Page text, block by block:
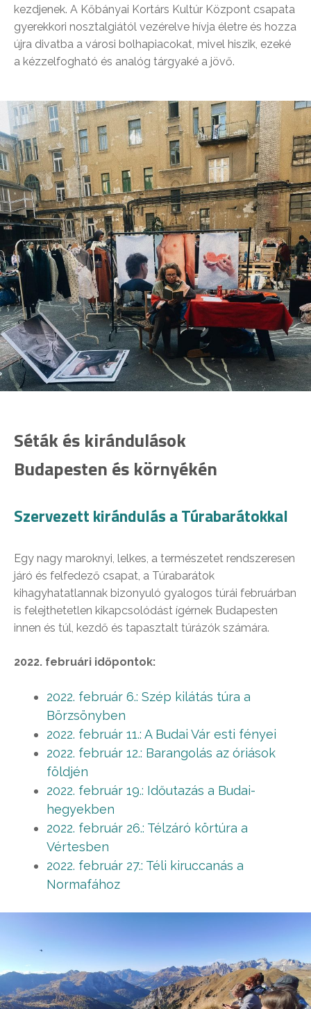
kezdjenek. A Kőbányai Kortárs Kultúr Központ csapata
gyerekkori nosztalgiától vezérelve hívja életre és hozza
újra divatba a városi bolhapiacokat, mivel hiszik, ezeké
a kézzelfogható és analóg tárgyaké a jövő.
Séták és kirándulások
Budapesten és környékén
Szervezett kirándulás a Túrabarátokkal
Egy nagy maroknyi, lelkes, a természetet rendszeresen
járó és felfedező csapat, a Túrabarátok
kihagyhatatlannak bizonyuló gyalogos túrái februárban
is felejthetetlen kikapcsolódást ígérnek Budapesten
innen és túl, kezdő és tapasztalt túrázók számára.
2022. februári időpontok:
2022. február 6.: Szép kilátás túra a
Börzsönyben
2022. február 11.: A Budai Vár esti fényei
2022. február 12.: Barangolás az óriások
földjén
2022. február 19.: Időutazás a Budai-
hegyekben
2022. február 26.: Télzáró körtúra a
Vértesben
2022. február 27.: Téli kiruccanás a
Normafához